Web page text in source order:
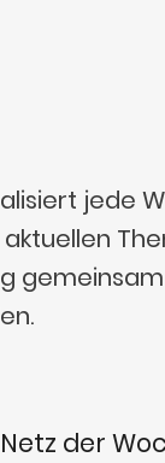
jede
der